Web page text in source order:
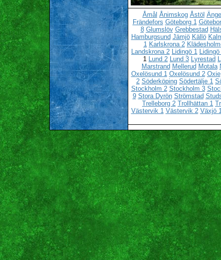
Åmål Ånimskog Åstöl
Frändefors Göteborg 1
8 Glumslöv Grebbestad
Hamburgsund Jämjö Källö
1 Karlskrona 2
Landskrona 2 Lidingö 1 Lidingö
1 Lund 2 Lund 3 Lyrestad
Marstrand Mellerud Motala
Oxelösund 1 Oxelösund 2 Oxie
2 Söderköping Södertälje 1
Stockholm 2 Stockholm 3
9 Stora Dyrön Strömstad
Trelleborg 2 Trollhättan 1
Västervik 1 Västervik 2 Växjö